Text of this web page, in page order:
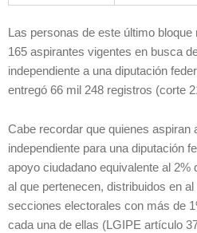
Las personas de este último bloque
165 aspirantes vigentes en busca
independiente a una diputación
entregó 66 mil 248 registros (corte
Cabe recordar que quienes aspiran
independiente para una diputación
apoyo ciudadano equivalente al 2%
al que pertenecen, distribuidos en
secciones electorales con más de
cada una de ellas (LGIPE artículo